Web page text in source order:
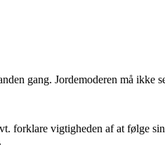
gang. Jordemoderen må
forklare vigtigheden af at følge